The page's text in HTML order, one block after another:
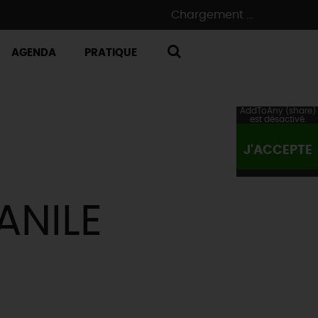
Chargement ...
AGENDA PRATIQUE
AddToAny (share)
est désactivé.
J'ACCEPTE